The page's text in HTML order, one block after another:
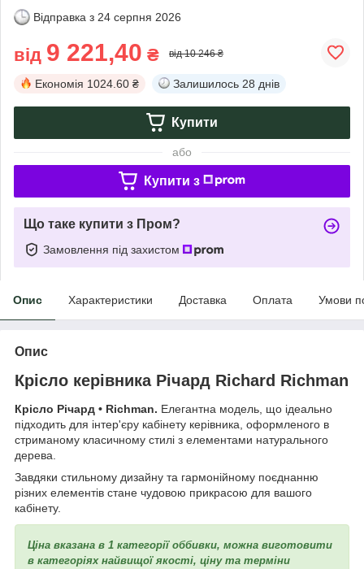
Відправка з 24 серпня 2026
від 9 221,40 ₴ від 10 246 ₴
Економія 1024.60 ₴ Залишилось 28 днів
Купити
або
Купити з
Що таке купити з Пром?
Замовлення під захистом
Опис Характеристики Доставка Оплата Умови
Опис
Крісло керівника Річард Richard Richman
Крісло Річард • Richman. Елегантна модель, що ідеально
підходить для інтер'єру кабінету керівника, оформленого в
стриманому класичному стилі з елементами натурального
дерева.
Завдяки стильному дизайну та гармонійному поєднанню
різних елементів стане чудовою прикрасою для вашого
кабінету.
Ціна вказана в 1 категорії оббивки, можна виготовити
в категоріях найвищої якості, ціну та терміни